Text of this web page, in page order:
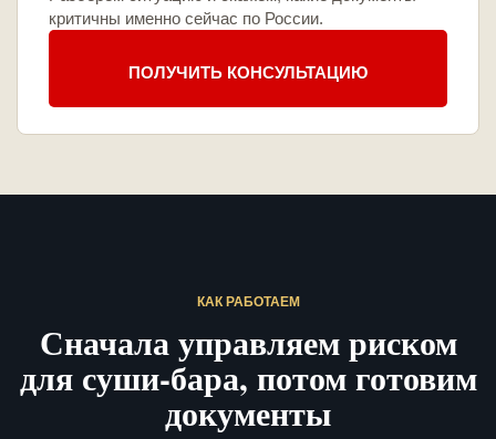
критичны именно сейчас по России.
ПОЛУЧИТЬ КОНСУЛЬТАЦИЮ
КАК РАБОТАЕМ
Сначала управляем риском
для суши-бара, потом готовим
документы